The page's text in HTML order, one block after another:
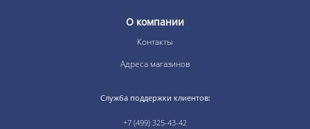
О компании
Контакты
Адреса магазинов
Служба поддержки клиентов:
+7 (499) 325-43-42